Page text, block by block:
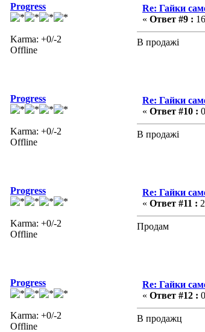
Progress
Karma: +0/-2
Offline
Re: Гайки
« Ответ #9 :
В продажі
Progress
Karma: +0/-2
Offline
Re: Гайки
« Ответ #10 :
В продажі
Progress
Karma: +0/-2
Offline
Re: Гайки
« Ответ #11 :
Продам
Progress
Karma: +0/-2
Offline
Re: Гайки
« Ответ #12 :
В продажц